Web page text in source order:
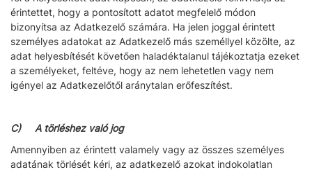
érintettet, hogy a pontosított adatot megfelelő módon
bizonyítsa az Adatkezelő számára. Ha jelen joggal érintett
személyes adatokat az Adatkezelő más személlyel közölte, az
adat helyesbítését követően haladéktalanul tájékoztatja ezeket
a személyeket, feltéve, hogy az nem lehetetlen vagy nem
igényel az Adatkezelőtől aránytalan erőfeszítést.
C) A törléshez való jog
Amennyiben az érintett valamely vagy az összes személyes
adatának törlését kéri, az adatkezelő azokat indokolatlan